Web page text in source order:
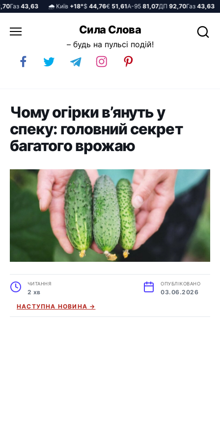
Газ43,63 🌧️ Київ+18°$44,76€51,61А-9581,07ДП92,70Газ43,63
до
Сила Слова
– будь на пульсі подій!
Чому огірки в’януть у
спеку: головний секрет
багатого врожаю
ЧИТАННЯ
2 хв
ОПУБЛІКОВАНО
03.06.2026
НАСТУПНА НОВИНА →